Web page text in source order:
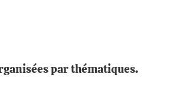
par thématiques.